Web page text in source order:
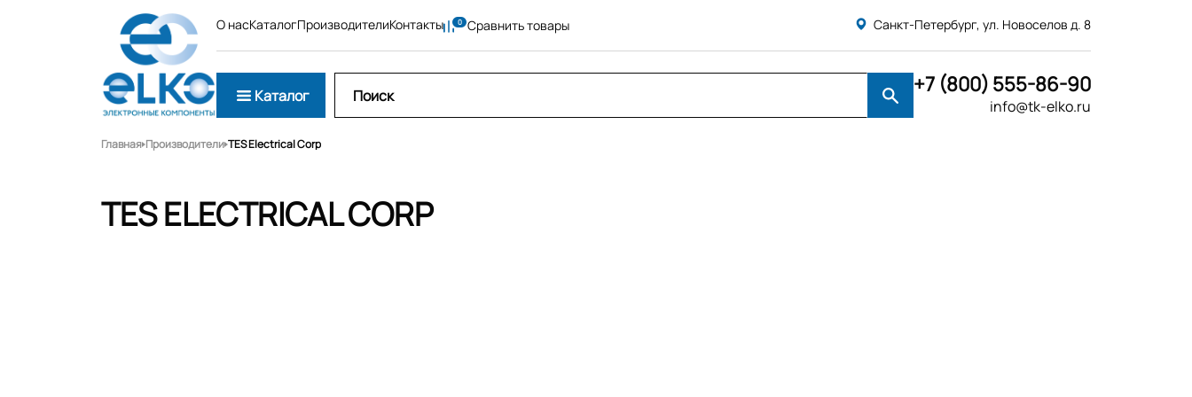
О насКаталогПроизводителиКонтакты Сравнить товары Санкт-Петербург, ул. Новоселов д. 8
Каталог +7 (800) 555-86-90
info@tk-elko.ru
Главная Производители TES Electrical Corp
TES ELECTRICAL CORP